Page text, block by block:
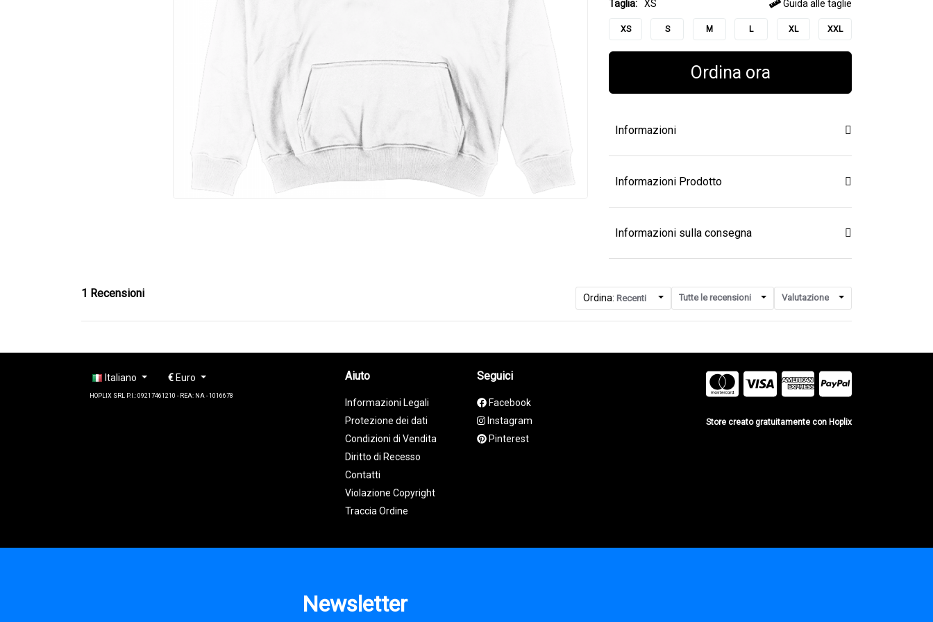
Taglia: XS Guida alle taglie
XS S M L XL XXL
Ordina ora
Informazioni
Informazioni Prodotto
Informazioni sulla consegna
1 Recensioni Valutazione
Tutte le recensioni
Ordina:Recenti
Italiano €Euro
HOPLIX SRL P.I.: 09217461210 - REA: NA - 1016678
Aiuto
Informazioni Legali
Protezione dei dati
Condizioni di Vendita
Diritto di Recesso
Contatti
Violazione Copyright
Traccia Ordine
Seguici
Facebook
Instagram
Pinterest
Store creato gratuitamente con Hoplix
Newsletter